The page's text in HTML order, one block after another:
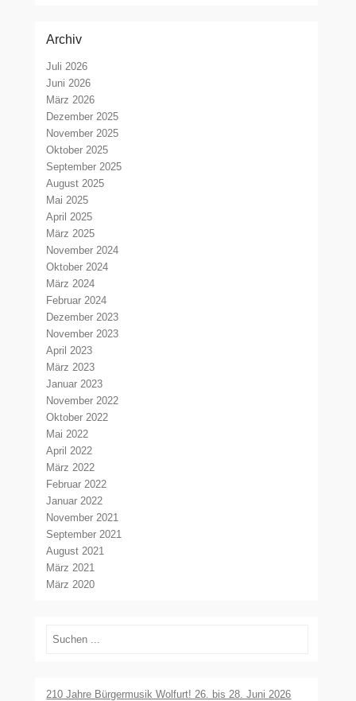
Archiv
Juli 2026
Juni 2026
März 2026
Dezember 2025
November 2025
Oktober 2025
September 2025
August 2025
Mai 2025
April 2025
März 2025
November 2024
Oktober 2024
März 2024
Februar 2024
Dezember 2023
November 2023
April 2023
März 2023
Januar 2023
November 2022
Oktober 2022
Mai 2022
April 2022
März 2022
Februar 2022
Januar 2022
November 2021
September 2021
August 2021
März 2021
März 2020
Suchen
210 Jahre Bürgermusik Wolfurt! 26. bis 28. Juni 2026